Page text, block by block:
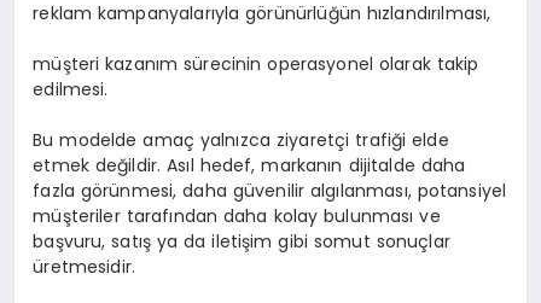
reklam kampanyalarıyla görünürlüğün hızlandırılması,
müşteri kazanım sürecinin operasyonel olarak takip
edilmesi.
Bu modelde amaç yalnızca ziyaretçi trafiği elde
etmek değildir. Asıl hedef, markanın dijitalde daha
fazla görünmesi, daha güvenilir algılanması, potansiyel
müşteriler tarafından daha kolay bulunması ve
başvuru, satış ya da iletişim gibi somut sonuçlar
üretmesidir.